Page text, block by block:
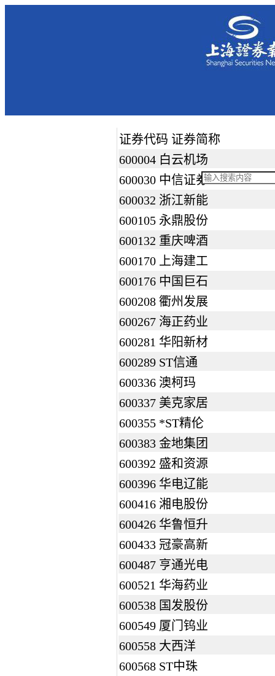
证券代码 证券简称
600004 白云机场
600030 中信证券
600032 浙江新能
600105 永鼎股份
600132 重庆啤酒
600170 上海建工
600176 中国巨石
600208 衢州发展
600267 海正药业
600281 华阳新材
600289 ST信通
600336 澳柯玛
600337 美克家居
600355 *ST精伦
600383 金地集团
600392 盛和资源
600396 华电辽能
600416 湘电股份
600426 华鲁恒升
600433 冠豪高新
600487 亨通光电
600521 华海药业
600538 国发股份
600549 厦门钨业
600558 大西洋
600568 ST中珠